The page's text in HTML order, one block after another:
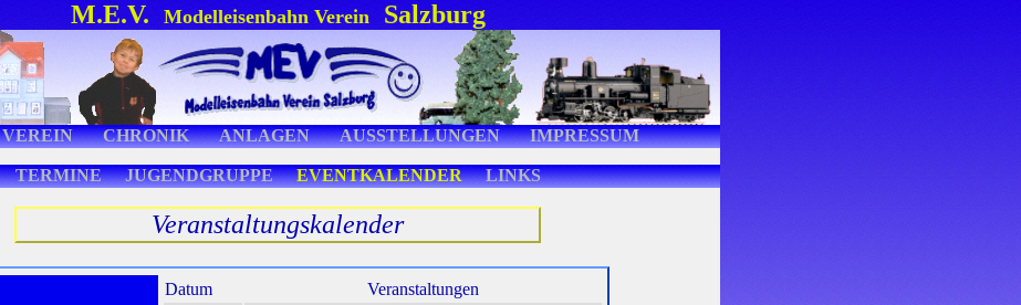
M.E.V. Modelleisenbahn Verein Salzburg
VEREIN CHRONIK ANLAGEN AUSSTELLUNGEN IMPRESSUM
TERMINE JUGENDGRUPPE EVENTKALENDER LINKS
Veranstaltungskalender
Datum Veranstaltungen